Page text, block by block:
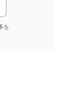
を